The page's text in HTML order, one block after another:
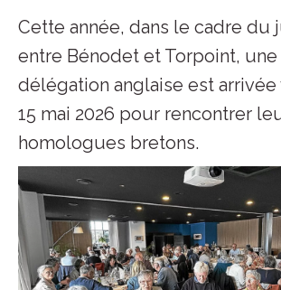
Cette année, dans le cadre du
entre Bénodet et Torpoint, une
délégation anglaise est
15 mai 2026 pour rencontrer
homologues bretons.